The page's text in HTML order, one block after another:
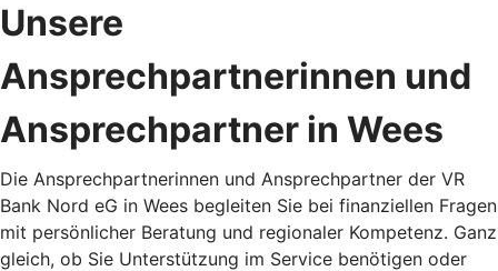
Unsere
Ansprechpartnerinnen und
Ansprechpartner in Wees
Die Ansprechpartnerinnen und Ansprechpartner der VR
Bank Nord eG in Wees begleiten Sie bei finanziellen Fragen
mit persönlicher Beratung und regionaler Kompetenz. Ganz
gleich, ob Sie Unterstützung im Service benötigen oder